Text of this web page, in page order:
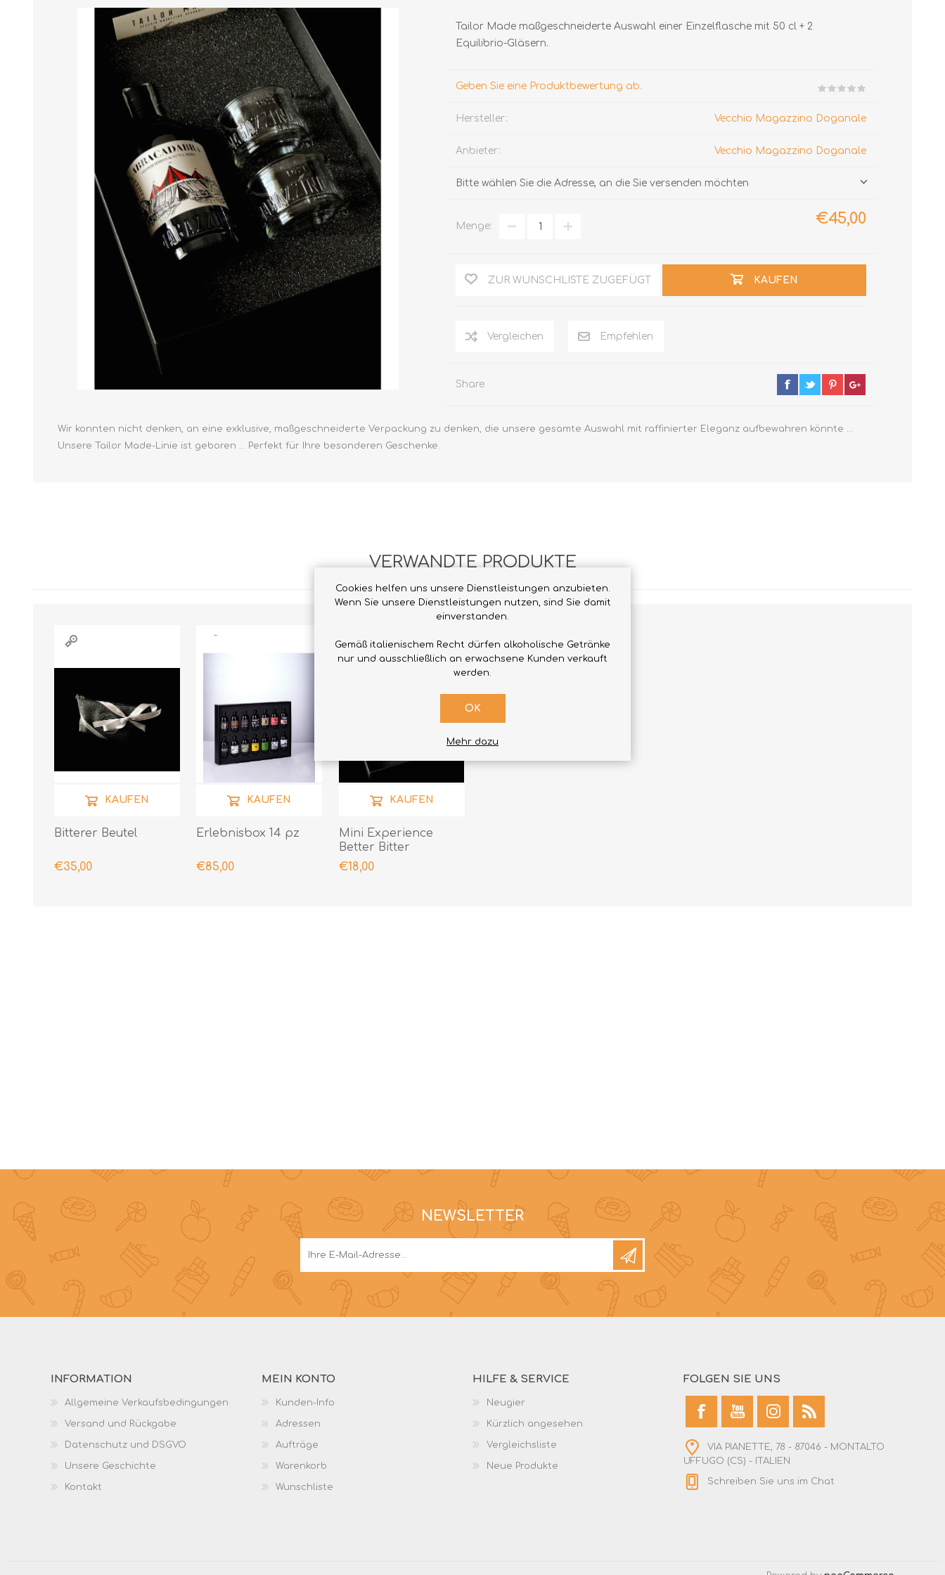
MARMELADEN TRÜFFEL
Tailor Made maßgeschneiderte Auswahl einer Einzelflasche mit 50 cl + 2
Equilibrio-Gläsern.
Geben Sie eine Produktbewertung ab.
Hersteller: Vecchio Magazzino Doganale
Anbieter: Vecchio Magazzino Doganale
Bitte wählen Sie die Adresse, an die Sie versenden möchten
€45,00
Menge:
ZUR WUNSCHLISTE ZUGEFÜGT KAUFEN
Vergleichen Empfehlen
Share
Wir konnten nicht denken, an eine exklusive, maßgeschneiderte Verpackung zu denken, die unsere gesamte Auswahl mit raffinierter Eleganz aufbewahren könnte ...
Unsere Tailor Made-Linie ist geboren ... Perfekt für Ihre besonderen Geschenke.
VERWANDTE PRODUKTE
Bitterer Beutel
€35,00
KAUFEN
Erlebnisbox 14 pz
€85,00
KAUFEN
Mini Experience
Better Bitter
€18,00
KAUFEN
NEWSLETTER
INFORMATION
Allgemeine Verkaufsbedingungen
Versand und Rückgabe
Datenschutz und DSGVO
Unsere Geschichte
Kontakt
MEIN KONTO
Kunden-Info
Adressen
Aufträge
Warenkorb
Wunschliste
HILFE & SERVICE
Neugier
Kürzlich angesehen
Vergleichsliste
Neue Produkte
FOLGEN SIE UNS
VIA PIANETTE, 78 - 87046 - MONTALTO
UFFUGO (CS) - ITALIEN
Schreiben Sie uns im Chat
Cookies helfen uns unsere Dienstleistungen anzubieten.
Wenn Sie unsere Dienstleistungen nutzen, sind Sie damit
einverstanden.
Gemäß italienischem Recht dürfen alkoholische Getränke
nur und ausschließlich an erwachsene Kunden verkauft
werden.
OK
Mehr dazu